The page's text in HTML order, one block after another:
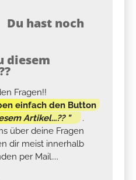
Du hast noch
diesem
Fragen!!
einfach den Button
Artikel...?? "
.
über deine Fragen
dir meist innerhalb
per Mail....